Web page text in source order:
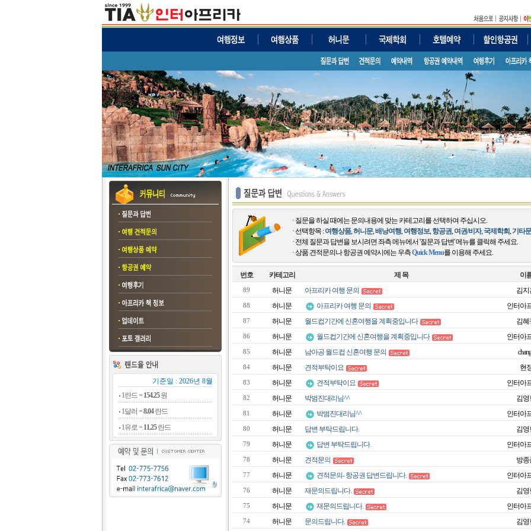
기준일 : 2026년 8월
1란드 = 154.25원
1달러 =8.04란드
1유로 = 11.25란드
· 질문을 하실 때에는 문의내용에 맞는 카테고리를 선택하여 주십시오.
· 선택항목 :여행상품,허니문,배낭여행,여행정보,항공권,여권/비자,국제학회,기타
· 전체 질문과 답변을 보시려면 좌측 메뉴에서 '질문과 답변' 메뉴를 클릭해 주세요.
· 상품 견적문의나 항공권 예약시에는 우측Quick Menu를 이용해 주세요.
번호 카테고리 제 목 이
89 허니문 아프리카 여행 문의 김지
88 허니문 아프리카 여행 문의 인터아
87 허니문 월드컵기간에 신혼여행을 계획중입니다 김혜
86 허니문 월드컵기간에 신혼여행을 계획중입니다 인터아
85 허니문 남아공 월드컵 신혼여행 문의
84 허니문 견적부탁이요 현
83 허니문 견적부탁이요 인터아
82 허니문 박범진대리님^^ 김영
81 허니문 박범진대리님^^ 인터아
80 허니문 답변 부탁드립니다. 김영
79 허니문 답변 부탁드립니다. 인터아
78 허니문 견적문의 방종
77 허니문 견적문의- 항공권 답변드립니다. 인터아
76 허니문 재문의드립니다. 김영
75 허니문 재문의드립니다. 인터아
74 허니문 문의드립니다. 김영